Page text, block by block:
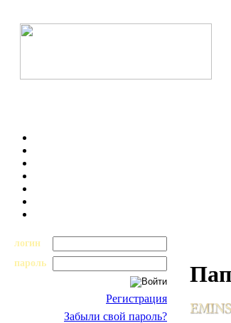
логин
пароль
Регистрация
Забыли свой пароль?